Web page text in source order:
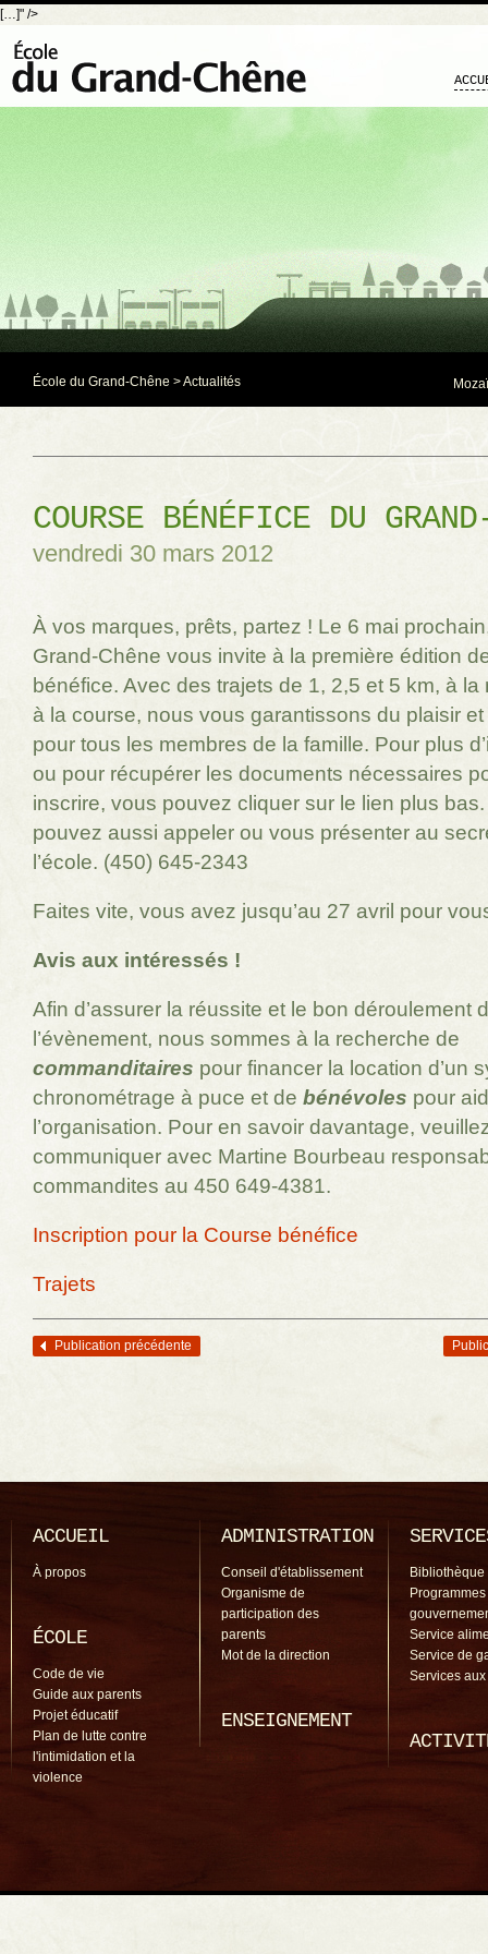
[…]" />
École du Grand-Chêne >Actualités
COURSE BÉNÉFICE DU
vendredi 30 mars 2012
À vos marques, prêts, partez ! Le 6 mai
Grand-Chêne vous invite à la première édition
bénéfice. Avec des trajets de 1, 2,5 et 5 km, à la
à la course, nous vous garantissons du plaisir
pour tous les membres de la famille. Pour plus
ou pour récupérer les documents nécessaires
inscrire, vous pouvez cliquer sur le lien plus
pouvez aussi appeler ou vous présenter au
l’école. (450) 645-2343
Faites vite, vous avez jusqu’au 27 avril pour
Avis aux intéressés !
Afin d’assurer la réussite et le bon déroulement
l’évènement, nous sommes à la recherche de
commanditaires pour financer la location d’un
chronométrage à puce et de bénévoles pour
l’organisation. Pour en savoir davantage,
communiquer avec Martine Bourbeau
commandites au 450 649-4381.
Inscription pour la Course bénéfice
Trajets
Navigation des articles
Publication précédente
ACCUEIL
À propos
ÉCOLE
Code de vie
Guide aux parents
Projet éducatif
Plan de lutte contre
l'intimidation et la
violence
ADMINISTRATION
Conseil d'établissement
Organisme de
participation des
parents
Mot de la direction
ENSEIGNEMENT
Bibliothèque
Programmes
Service
Service de
Services